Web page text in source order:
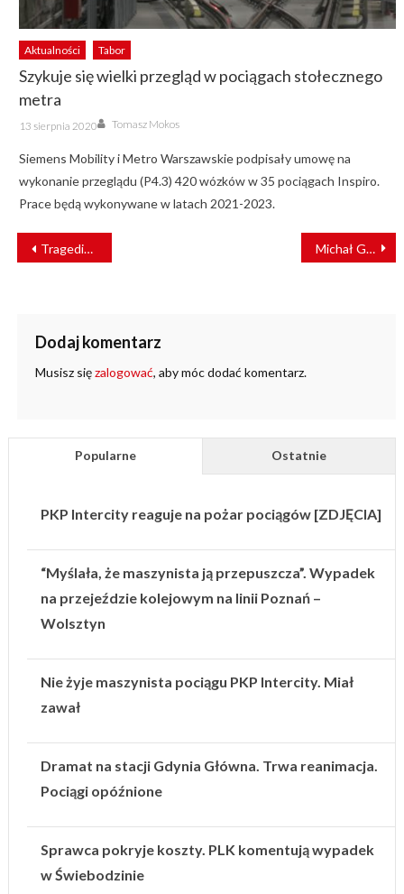
Aktualności Tabor
Szykuje się wielki przegląd w pociągach stołecznego
metra
Posted
on
13 sierpnia 2020 Author
Tomasz Mokos
Siemens Mobility i Metro Warszawskie podpisały umowę na
wykonanie przeglądu (P4.3) 420 wózków w 35 pociągach Inspiro.
Prace będą wykonywane w latach 2021-2023.
NAWIGACJA
WPISU
Tragedia pod Inowrocławiem. Wiemy, jak doszło do zderzenia Michał Gil: Polska w 100 minut jest możliwa dzięki pracom PLK SA [WYWIAD]
Dodaj komentarz
Musisz sięzalogować, aby móc dodać komentarz.
Popularne Ostatnie
PKP Intercity reaguje na pożar pociągów [ZDJĘCIA]
“Myślała, że maszynista ją przepuszcza”. Wypadek
na przejeździe kolejowym na linii Poznań –
Wolsztyn
Nie żyje maszynista pociągu PKP Intercity. Miał
zawał
Dramat na stacji Gdynia Główna. Trwa reanimacja.
Pociągi opóźnione
Sprawca pokryje koszty. PLK komentują wypadek
w Świebodzinie